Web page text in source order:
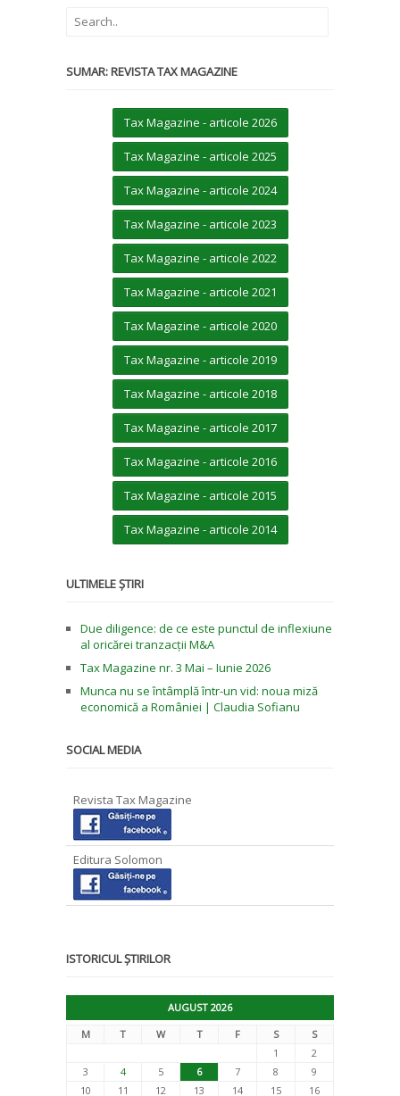
SUMAR: REVISTA TAX MAGAZINE
Tax Magazine - articole 2026
Tax Magazine - articole 2025
Tax Magazine - articole 2024
Tax Magazine - articole 2023
Tax Magazine - articole 2022
Tax Magazine - articole 2021
Tax Magazine - articole 2020
Tax Magazine - articole 2019
Tax Magazine - articole 2018
Tax Magazine - articole 2017
Tax Magazine - articole 2016
Tax Magazine - articole 2015
Tax Magazine - articole 2014
ULTIMELE ȘTIRI
Due diligence: de ce este punctul de inflexiune
al oricărei tranzacții M&A
Tax Magazine nr. 3 Mai – Iunie 2026
Munca nu se întâmplă într-un vid: noua miză
economică a României | Claudia Sofianu
SOCIAL MEDIA
Revista Tax Magazine
Editura Solomon
ISTORICUL ȘTIRILOR
AUGUST 2026
M
T W T F S
S
1
2
3
4 5 6 7 8
9
10
11 12 13 14 15 16